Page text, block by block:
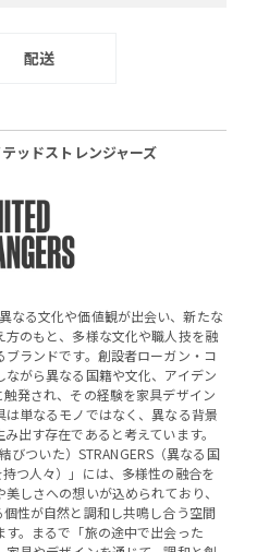
配送
ッドストレンジャーズ
なる文化や価値観が出会い、新たな
のもと、多様な文化や職人技を融
ランドです。創設者ローガン・コ
がら異なる国籍や文化、アイデン
発され、その経験を家具デザイン
単なるモノではなく、異なる背景
出す存在であると考えています。
びついた）STRANGERS（異なる国
つ人々）」には、多様性の融合を
しさへの想いが込められており、
性が自然と調和し共鳴し合う空間
。まるで「旅の途中で出会った